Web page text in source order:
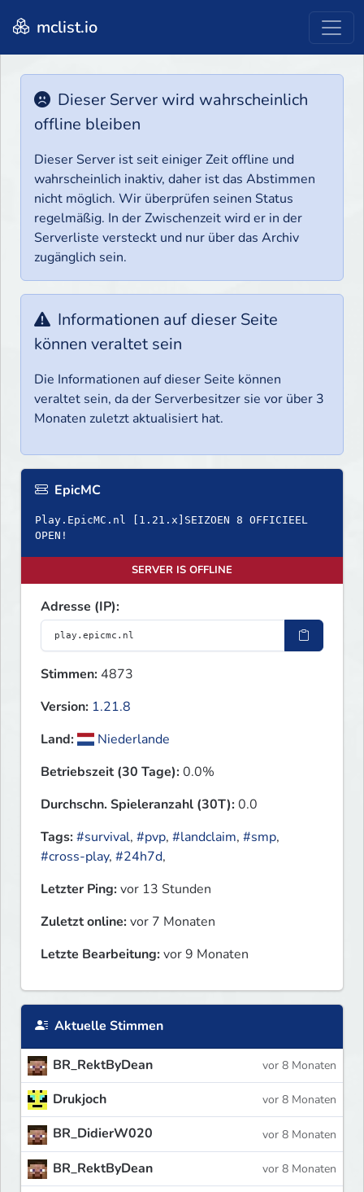
mclist.io
Dieser Server wird wahrscheinlich
offline bleiben
Dieser Server ist seit einiger Zeit offline und
wahrscheinlich inaktiv, daher ist das Abstimmen
nicht möglich. Wir überprüfen seinen Status
regelmäßig. In der Zwischenzeit wird er in der
Serverliste versteckt und nur über das Archiv
zugänglich sein.
Informationen auf dieser Seite
können veraltet sein
Die Informationen auf dieser Seite können
veraltet sein, da der Serverbesitzer sie vor über 3
Monaten zuletzt aktualisiert hat.
EpicMC
Play.EpicMC.nl [1.21.x]SEIZOEN 8 OFFICIEEL
OPEN!
SERVER IS OFFLINE
Adresse (IP):
Stimmen: 4873
Version: 1.21.8
Land:
Niederlande
Betriebszeit (30 Tage):0.0%
Durchschn. Spieleranzahl (30T):0.0
Tags:#survival, #pvp, #landclaim, #smp,
#cross-play, #24h7d,
Letzter Ping:vor 13 Stunden
Zuletzt online:vor 7 Monaten
Letzte Bearbeitung:vor 9 Monaten
Aktuelle Stimmen
BR_RektByDean vor 8 Monaten
Drukjoch vor 8 Monaten
BR_DidierW020 vor 8 Monaten
BR_RektByDean vor 8 Monaten